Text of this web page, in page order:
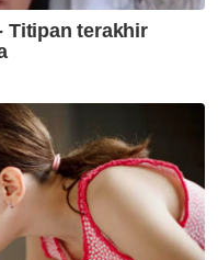
perkukuh
Putrajaya
jalani
alat perentak